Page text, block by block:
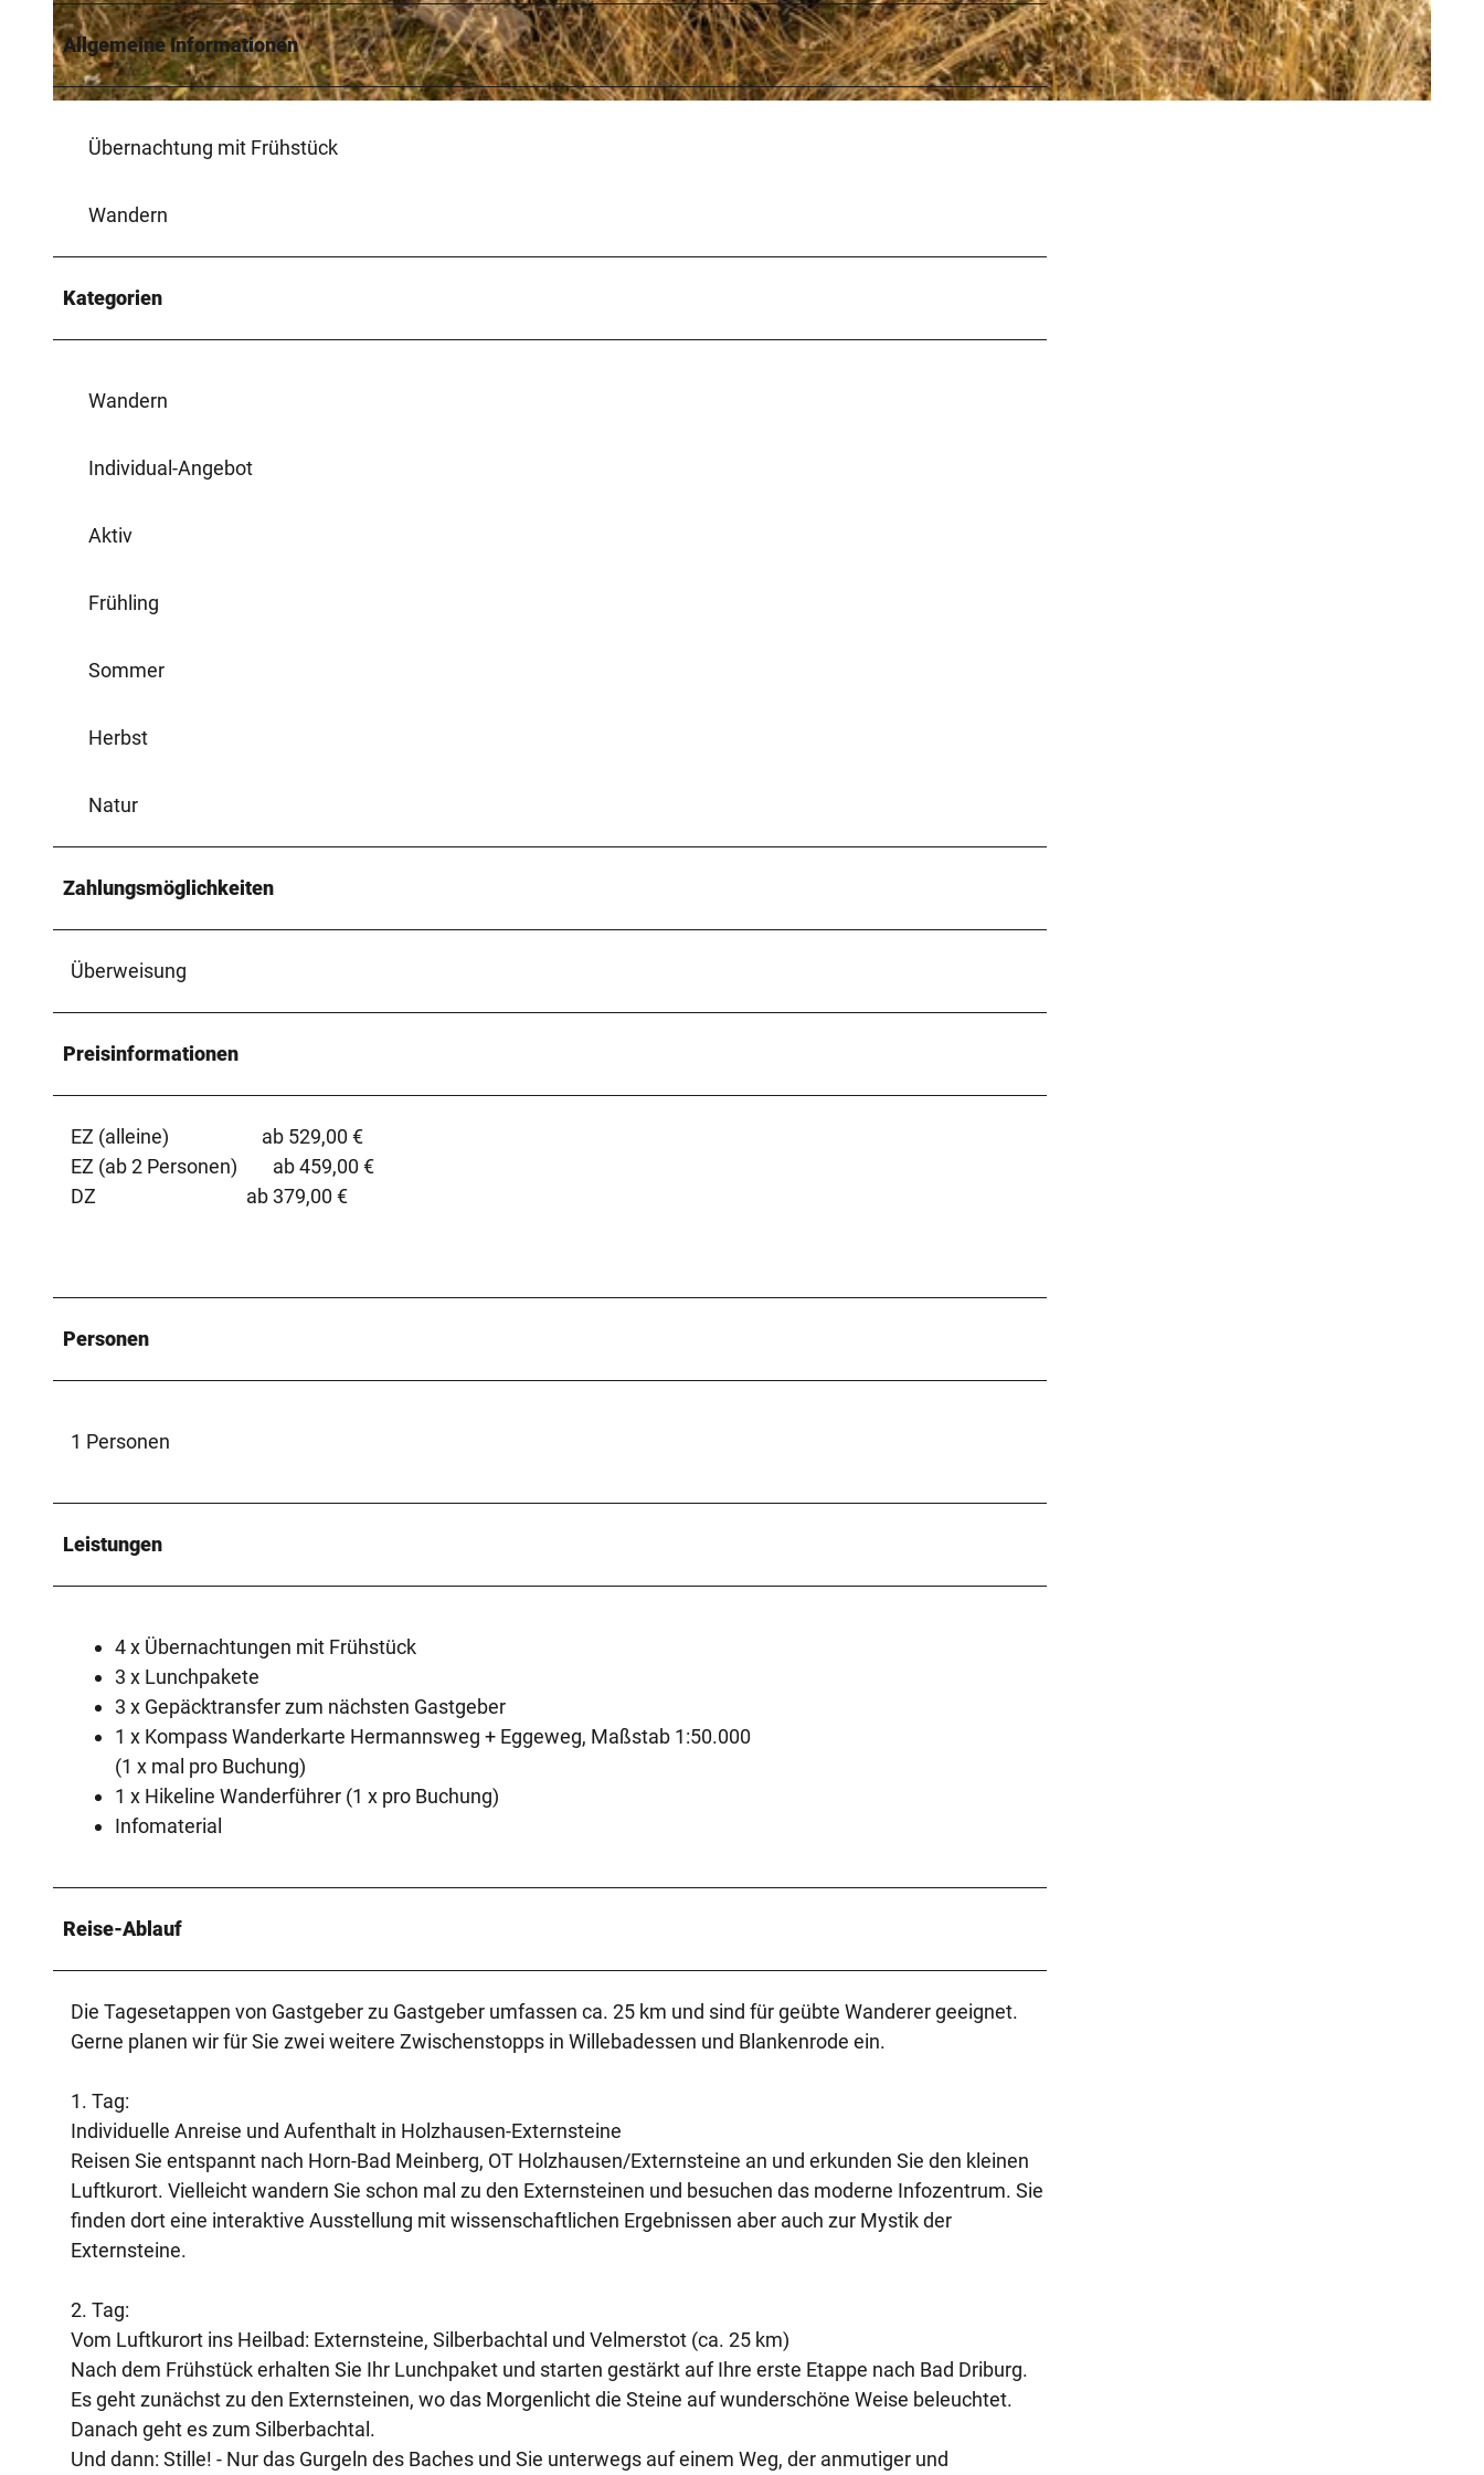
Allgemeine Informationen
Übernachtung mit Frühstück
Wandern
Kategorien
Wandern
Individual-Angebot
Aktiv
Frühling
Sommer
Herbst
Natur
Zahlungsmöglichkeiten
Überweisung
Preisinformationen
EZ (alleine) ab 529,00 €
EZ (ab 2 Personen) ab 459,00 €
DZ ab 379,00 €
Personen
1 Personen
Leistungen
4 x Übernachtungen mit Frühstück
3 x Lunchpakete
3 x Gepäcktransfer zum nächsten Gastgeber
1 x Kompass Wanderkarte Hermannsweg + Eggeweg, Maßstab 1:50.000
(1 x mal pro Buchung)
1 x Hikeline Wanderführer (1 x pro Buchung)
Infomaterial
Reise-Ablauf
Die Tagesetappen von Gastgeber zu Gastgeber umfassen ca. 25 km und sind für geübte Wanderer geeignet.
Gerne planen wir für Sie zwei weitere Zwischenstopps in Willebadessen und Blankenrode ein.
1. Tag:
Individuelle Anreise und Aufenthalt in Holzhausen-Externsteine
Reisen Sie entspannt nach Horn-Bad Meinberg, OT Holzhausen/Externsteine an und erkunden Sie den kleinen
Luftkurort. Vielleicht wandern Sie schon mal zu den Externsteinen und besuchen das moderne Infozentrum. Sie
finden dort eine interaktive Ausstellung mit wissenschaftlichen Ergebnissen aber auch zur Mystik der
Externsteine.
2. Tag:
Vom Luftkurort ins Heilbad: Externsteine, Silberbachtal und Velmerstot (ca. 25 km)
Nach dem Frühstück erhalten Sie Ihr Lunchpaket und starten gestärkt auf Ihre erste Etappe nach Bad Driburg.
Es geht zunächst zu den Externsteinen, wo das Morgenlicht die Steine auf wunderschöne Weise beleuchtet.
Danach geht es zum Silberbachtal.
Und dann: Stille! - Nur das Gurgeln des Baches und Sie unterwegs auf einem Weg, der anmutiger und